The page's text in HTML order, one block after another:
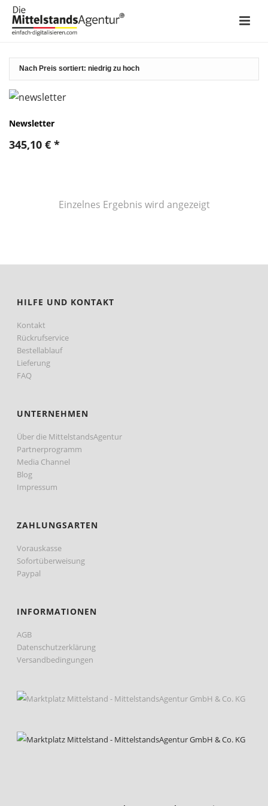
Newsletter
345,10 € *
Einzelnes Ergebnis wird angezeigt
HILFE UND KONTAKT
Kontakt
Rückrufservice
Bestellablauf
Lieferung
FAQ
UNTERNEHMEN
Über die MittelstandsAgentur
Partnerprogramm
Media Channel
Blog
Impressum
ZAHLUNGSARTEN
Vorauskasse
Sofortüberweisung
Paypal
INFORMATIONEN
AGB
Datenschutzerklärung
Versandbedingungen